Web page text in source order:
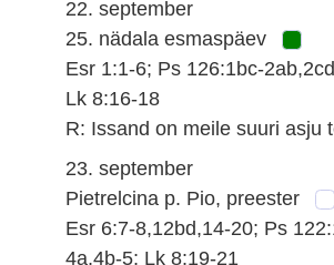
22. september
25. nädala esmaspäev
Esr 1:1-6; Ps 126:1bc-
Lk 8:16-18
R: Issand on meile suuri asju
23. september
Pietrelcina p. Pio, preester
Esr 6:7-8,12bd,14-20; Ps
4a,4b-5; Lk 8:19-21